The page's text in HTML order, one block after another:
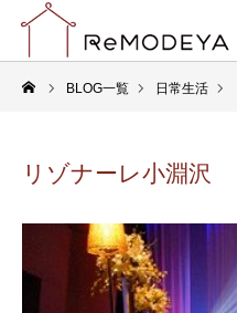
BLOG一覧 日常生活
リゾナーレ小淵沢